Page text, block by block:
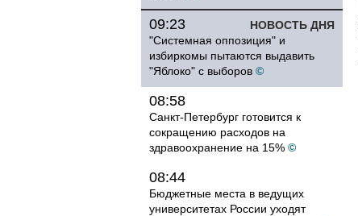
НОВОСТЬ ДНЯ
09:23
"Системная оппозиция" и
избиркомы пытаются выдавить
"Яблоко" с выборов ©
08:58
Санкт-Петербург готовится к
сокращению расходов на
здравоохранение на 15% ©
08:44
Бюджетные места в ведущих
университетах России уходят